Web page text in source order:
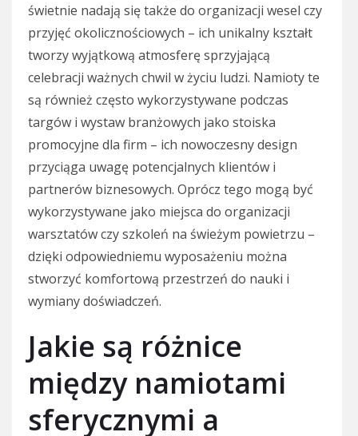
świetnie nadają się także do organizacji wesel czy
przyjęć okolicznościowych – ich unikalny kształt
tworzy wyjątkową atmosferę sprzyjającą
celebracji ważnych chwil w życiu ludzi. Namioty te
są również często wykorzystywane podczas
targów i wystaw branżowych jako stoiska
promocyjne dla firm – ich nowoczesny design
przyciąga uwagę potencjalnych klientów i
partnerów biznesowych. Oprócz tego mogą być
wykorzystywane jako miejsca do organizacji
warsztatów czy szkoleń na świeżym powietrzu –
dzięki odpowiedniemu wyposażeniu można
stworzyć komfortową przestrzeń do nauki i
wymiany doświadczeń.
Jakie są różnice
między namiotami
sferycznymi a